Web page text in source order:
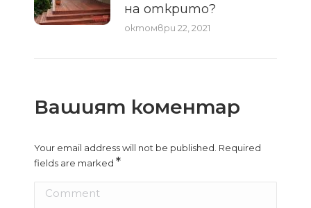
на открито?
октомври 22, 2021
Вашият коментар
Your email address will not be published. Required
fields are marked*
Comment